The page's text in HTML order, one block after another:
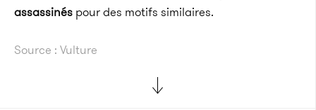
assassinés pour des motifs similaires.
Source : Vulture